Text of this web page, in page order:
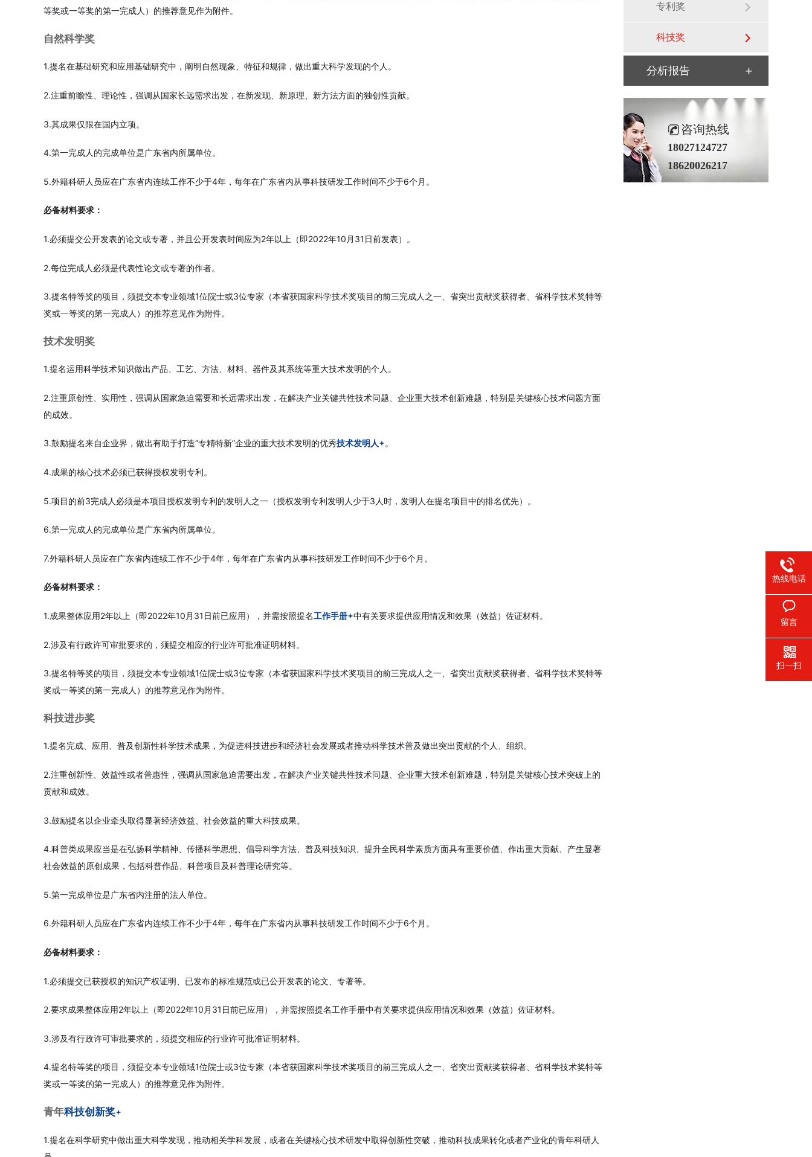
等奖或一等奖的第一完成人）的推荐意见作为附件。
自然科学奖
1.提名在基础研究和应用基础研究中，阐明自然现象、特征和规律，做出重大科学发现的个人。
2.注重前瞻性、理论性，强调从国家长远需求出发，在新发现、新原理、新方法方面的独创性贡献。
3.其成果仅限在国内立项。
4.第一完成人的完成单位是广东省内所属单位。
5.外籍科研人员应在广东省内连续工作不少于4年，每年在广东省内从事科技研发工作时间不少于6个月。
必备材料要求：
1.必须提交公开发表的论文或专著，并且公开发表时间应为2年以上（即2022年10月31日前发表）。
2.每位完成人必须是代表性论文或专著的作者。
3.提名特等奖的项目，须提交本专业领域1位院士或3位专家（本省获国家科学技术奖项目的前三完成人之一、省突出贡献奖获得者、省科学技术奖特等
奖或一等奖的第一完成人）的推荐意见作为附件。
技术发明奖
1.提名运用科学技术知识做出产品、工艺、方法、材料、器件及其系统等重大技术发明的个人。
2.注重原创性、实用性，强调从国家急迫需要和长远需求出发，在解决产业关键共性技术问题、企业重大技术创新难题，特别是关键核心技术问题方面
的成效。
3.鼓励提名来自企业界，做出有助于打造“专精特新”企业的重大技术发明的优秀技术发明人 。
4.成果的核心技术必须已获得授权发明专利。
5.项目的前3完成人必须是本项目授权发明专利的发明人之一（授权发明专利发明人少于3人时，发明人在提名项目中的排名优先）。
6.第一完成人的完成单位是广东省内所属单位。
7.外籍科研人员应在广东省内连续工作不少于4年，每年在广东省内从事科技研发工作时间不少于6个月。
必备材料要求：
1.成果整体应用2年以上（即2022年10月31日前已应用），并需按照提名工作手册 中有关要求提供应用情况和效果（效益）佐证材料。
2.涉及有行政许可审批要求的，须提交相应的行业许可批准证明材料。
3.提名特等奖的项目，须提交本专业领域1位院士或3位专家（本省获国家科学技术奖项目的前三完成人之一、省突出贡献奖获得者、省科学技术奖特等
奖或一等奖的第一完成人）的推荐意见作为附件。
科技进步奖
1.提名完成、应用、普及创新性科学技术成果，为促进科技进步和经济社会发展或者推动科学技术普及做出突出贡献的个人、组织。
2.注重创新性、效益性或者普惠性，强调从国家急迫需要出发，在解决产业关键共性技术问题、企业重大技术创新难题，特别是关键核心技术突破上的
贡献和成效。
3.鼓励提名以企业牵头取得显著经济效益、社会效益的重大科技成果。
4.科普类成果应当是在弘扬科学精神、传播科学思想、倡导科学方法、普及科技知识、提升全民科学素质方面具有重要价值、作出重大贡献、产生显著
社会效益的原创成果，包括科普作品、科普项目及科普理论研究等。
5.第一完成单位是广东省内注册的法人单位。
6.外籍科研人员应在广东省内连续工作不少于4年，每年在广东省内从事科技研发工作时间不少于6个月。
必备材料要求：
1.必须提交已获授权的知识产权证明、已发布的标准规范或已公开发表的论文、专著等。
2.要求成果整体应用2年以上（即2022年10月31日前已应用），并需按照提名工作手册中有关要求提供应用情况和效果（效益）佐证材料。
3.涉及有行政许可审批要求的，须提交相应的行业许可批准证明材料。
4.提名特等奖的项目，须提交本专业领域1位院士或3位专家（本省获国家科学技术奖项目的前三完成人之一、省突出贡献奖获得者、省科学技术奖特等
奖或一等奖的第一完成人）的推荐意见作为附件。
青年科技创新奖
1.提名在科学研究中做出重大科学发现，推动相关学科发展，或者在关键核心技术研发中取得创新性突破，推动科技成果转化或者产业化的青年科研人
专利奖
科技奖
分析报告
咨询热线
18027124727
18620026217
热线电话
留言
扫一扫